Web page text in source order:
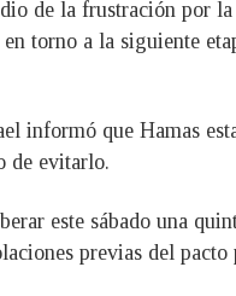
de la frustración por
torno a la siguiente
informó que Hamas
de evitarlo.
este sábado una
previas del